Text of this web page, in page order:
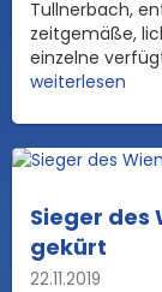
Tullnerbach,
zeitgemäße,
einzelne
weiterlesen
Sieger des
gekürt
22.11.2019